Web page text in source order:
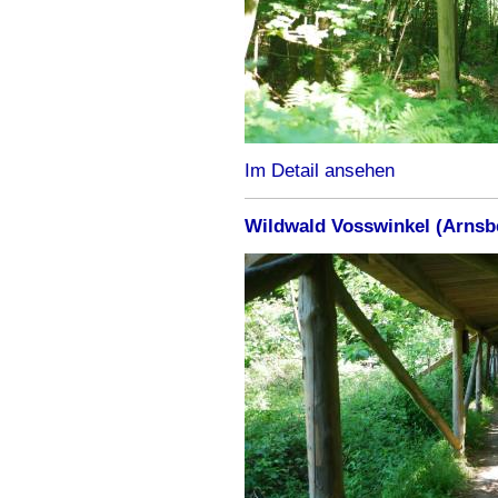
Im Detail ansehen
Wildwald Vosswinkel